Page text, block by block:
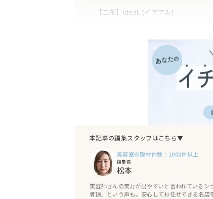
【二条】ideaL (イデアル)
【河原町・烏丸】Befine e-ha
【鞍馬口】JILI.TA (ジリッタ)
【河原町・烏丸】gift hair space（ギ
【左京区】PUREE de FLEURS (プレ
【東福寺】hair★BEAT（ヘアービート
【河原町・烏丸】haku (ハク)
【河原町・烏丸】Hair Studio ARS
【河原町・烏丸】AL（アル）
【丸太町】hair design Rinto (ヘアー
本記事の編集スタッフはこちら▼
美容室の取材件数：1000件以上
編集長
松本
美容師さんの実力が出やすいと言われている
骨頂」という声も。安心してお任せできる名店